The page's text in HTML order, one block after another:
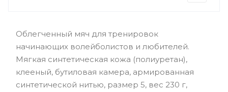
Облегченный мяч для тренировок
начинающих волейболистов и любителей.
Мягкая синтетическая кожа (полиуретан),
клееный, бутиловая камера, армированная
синтетической нитью, размер 5, вес 230 г,